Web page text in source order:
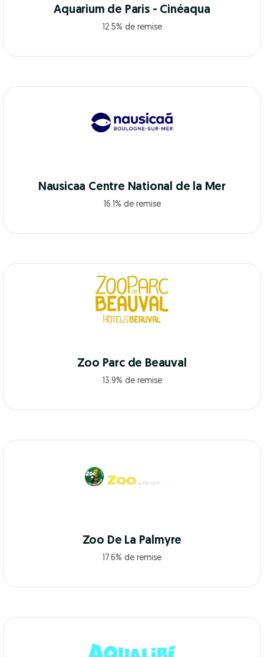
Aquarium de Paris - Cinéaqua
12.5% de remise
Nausicaa Centre National de la Mer
16.1% de remise
Zoo Parc de Beauval
13.9% de remise
Zoo De La Palmyre
17.6% de remise